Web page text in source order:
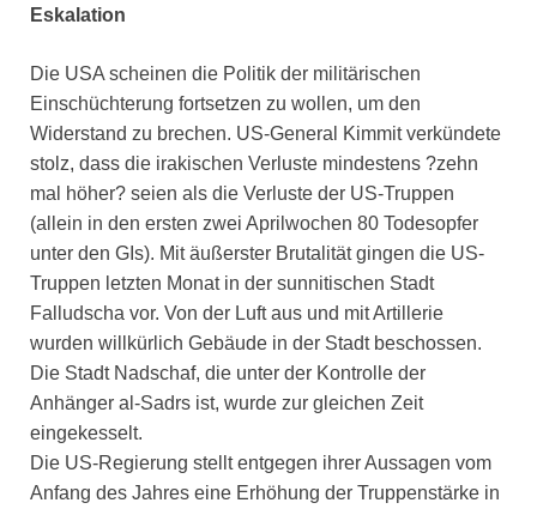
Eskalation
Die USA scheinen die Politik der militärischen
Einschüchterung fortsetzen zu wollen, um den
Widerstand zu brechen. US-General Kimmit verkündete
stolz, dass die irakischen Verluste mindestens ?zehn
mal höher? seien als die Verluste der US-Truppen
(allein in den ersten zwei Aprilwochen 80 Todesopfer
unter den GIs). Mit äußerster Brutalität gingen die US-
Truppen letzten Monat in der sunnitischen Stadt
Falludscha vor. Von der Luft aus und mit Artillerie
wurden willkürlich Gebäude in der Stadt beschossen.
Die Stadt Nadschaf, die unter der Kontrolle der
Anhänger al-Sadrs ist, wurde zur gleichen Zeit
eingekesselt.
Die US-Regierung stellt entgegen ihrer Aussagen vom
Anfang des Jahres eine Erhöhung der Truppenstärke in